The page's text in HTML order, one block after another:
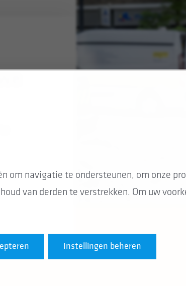
om navigatie te ondersteunen, om onze
van derden te verstrekken. Om uw
Instellingen beheren